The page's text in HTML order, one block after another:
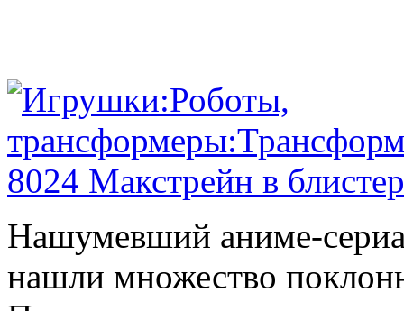
Нашумевший аниме-
нашли множество